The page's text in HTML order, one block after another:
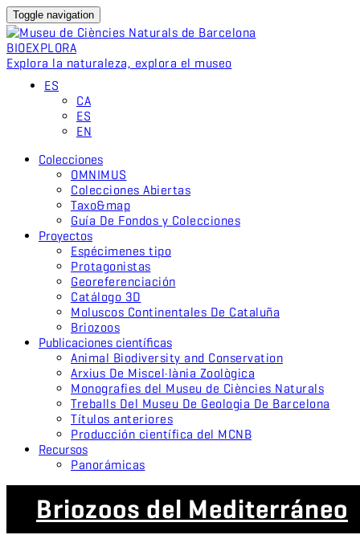
Toggle navigation
BIOEXPLORA
Explora la naturaleza, explora el museo
ES
CA
ES
EN
Colecciones
OMNIMUS
Colecciones Abiertas
Taxo&map
Guía De Fondos y Colecciones
Proyectos
Espécimenes tipo
Protagonistas
Georeferenciación
Catálogo 3D
Moluscos Continentales De Cataluña
Briozoos
Publicaciones científicas
Animal Biodiversity and Conservation
Arxius De Miscel·lània Zoològica
Monografies del Museu de Ciències Naturals
Treballs Del Museu De Geologia De Barcelona
Títulos anteriores
Producción científica del MCNB
Recursos
Panorámicas
Briozoos del Mediterráneo